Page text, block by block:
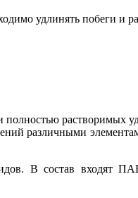
удлинять побеги и
растворимых
различными
В состав входят